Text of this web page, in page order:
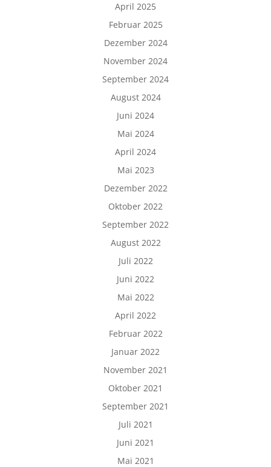
April 2025
Februar 2025
Dezember 2024
November 2024
September 2024
August 2024
Juni 2024
Mai 2024
April 2024
Mai 2023
Dezember 2022
Oktober 2022
September 2022
August 2022
Juli 2022
Juni 2022
Mai 2022
April 2022
Februar 2022
Januar 2022
November 2021
Oktober 2021
September 2021
Juli 2021
Juni 2021
Mai 2021